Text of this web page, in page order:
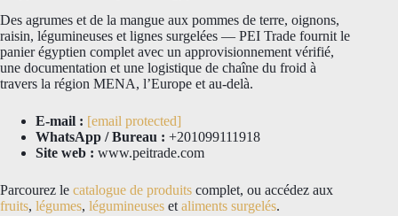
Des agrumes et de la mangue aux pommes de terre, oignons,
raisin, légumineuses et lignes surgelées — PEI Trade fournit le
panier égyptien complet avec un approvisionnement vérifié,
une documentation et une logistique de chaîne du froid à
travers la région MENA, l’Europe et au-delà.
E-mail : [email protected]
WhatsApp / Bureau : +201099111918
Site web : www.peitrade.com
Parcourez le catalogue de produits complet, ou accédez aux
fruits, légumes, légumineuses etaliments surgelés.